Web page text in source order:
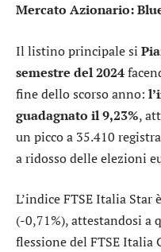
Mercato Azionario:
Il listino principale si
semestre del 2024
fine dello scorso anno:
guadagnato il 9,23%,
un picco a 35.410
a ridosso delle elezioni
L’indice FTSE Italia
(-0,71%), attestandosi a
flessione del FTSE Italia